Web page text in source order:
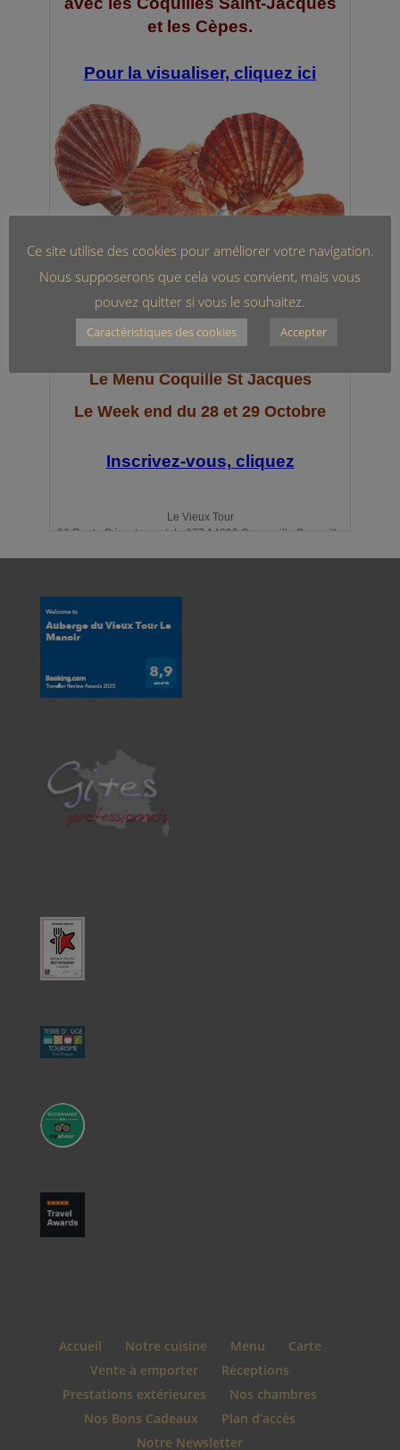
Accueil Notre cuisine Menu
Carte
Vente à emporter
Réceptions
Prestations extérieures
Nos chambres
Nos Bons Cadeaux
Plan d’accès
Notre Newsletter
Ce site utilise des cookies pour améliorer votre navigation.
Nous supposerons que cela vous convient, mais vous
pouvez quitter si vous le souhaitez.
Caractéristiques des cookies Accepter